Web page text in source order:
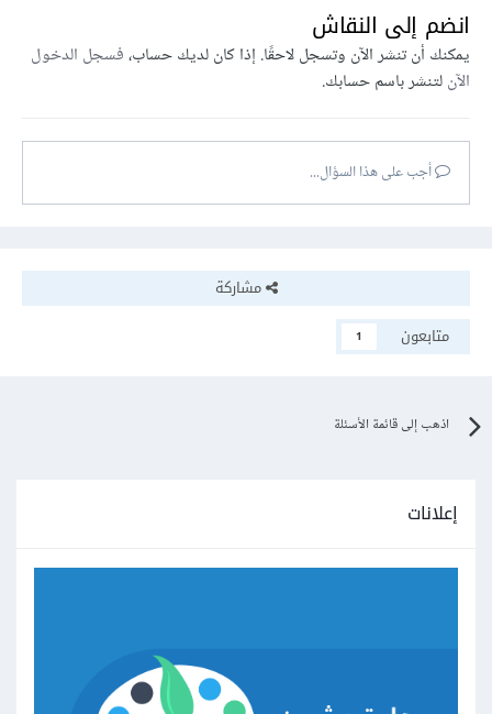
انضم إلى النقاش
يمكنك أن تنشر الآن وتسجل لاحقًا. إذا كان لديك حساب،فسجل الدخول
الآنلتنشر باسم حسابك.
أجب على هذا السؤال...
مشاركة
متابعون
1
اذهب إلى قائمة الأسئلة
إعلانات